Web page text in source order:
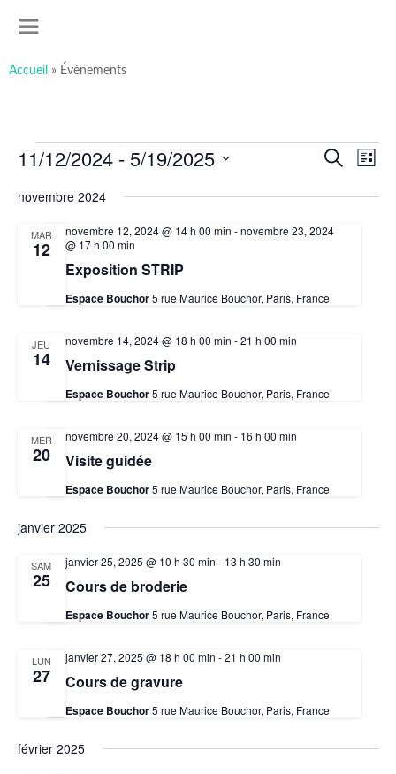
contenuart-sous-x
Association ayant pour but de favoriser et promouvoir la
Accueil » Évènements
Recherche
et
vues
Recherche
de
Liste
11/12/2024 - 5/19/2025
date.
novembre 2024
MAR
12
Exposition STRIP
novembre 12, 2024 @ 14 h 00 min -novembre 23, 2024
@ 17 h 00 min
Espace Bouchor5 rue Maurice Bouchor, Paris, France
JEU
14 Vernissage Strip
novembre 14, 2024 @ 18 h 00 min -21 h 00 min
Espace Bouchor5 rue Maurice Bouchor, Paris, France
MER
20 Visite guidée
novembre 20, 2024 @ 15 h 00 min - 16 h 00 min
Espace Bouchor5 rue Maurice Bouchor, Paris, France
janvier 2025
SAM
25 Cours de broderie
janvier 25, 2025 @ 10 h 30 min - 13 h 30 min
Espace Bouchor5 rue Maurice Bouchor, Paris, France
LUN
27 Cours de gravure
janvier 27, 2025 @ 18 h 00 min -21 h 00 min
Espace Bouchor5 rue Maurice Bouchor, Paris, France
février 2025